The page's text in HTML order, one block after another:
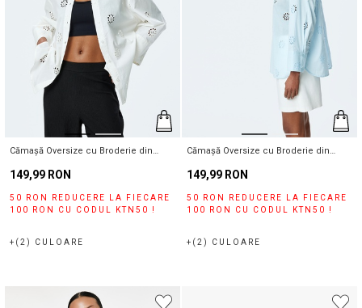
Cămașă Oversize cu Broderie din
149,99 RON
50 RON REDUCERE LA FIECARE
100 RON CU CODUL KTN50 !
+(2) CULOARE
Cămașă Oversize cu Broderie din
149,99 RON
50 RON REDUCERE LA FIECARE
100 RON CU CODUL KTN50 !
+(2) CULOARE
Puteți ajunge la magazinul KOTON pe care îl căutați